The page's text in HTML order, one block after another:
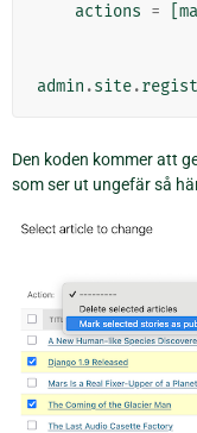
actions =
admin .site.
Den koden kommer att
som ser ut ungefär så